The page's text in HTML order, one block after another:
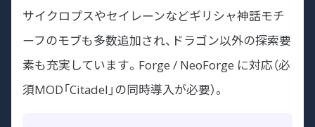
サイクロプスやセイレーンなどギリシャ神話モチ
ーフのモブも多数追加され、ドラゴン以外の探索要
素も充実しています。Forge / NeoForge に対応（必
須MOD「Citadel」の同時導入が必要）。